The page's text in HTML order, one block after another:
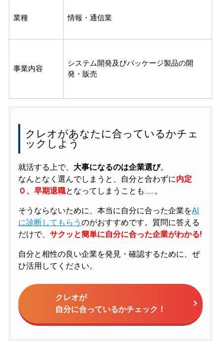
業種 情報・通信業
事業内容
システム開発及びパッケージ製品の開
発・販売
クレオがあなたに合っているかチェ
ックしよう
就活する上で、 大事になるのは企業選び。
なんとなく選んでしまうと、自分と合わずに内定
０、早期退職となってしまうことも……。
そうならないために、本当に自分に合った企業をAI
に診断してもらう のがおすすめです。質問に答える
だけで、 サクッと簡単に自分に合った企業がわかる!
自分と相性の良い企業を発見・確認するために、ぜ
ひ活用してください。
クレオが
自分に合っているかチェック！